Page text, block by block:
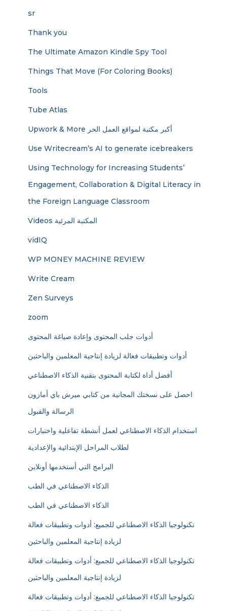
sr
Thank you
The Ultimate Amazon Kindle Spy Tool
Things That Move (For Coloring Books)
Tools
Tube Atlas
Upwork & More أكبر مكتبة لمواقع العمل الحر
Use Writecream’s AI to generate icebreakers
Using Technology for Increasing Students’
Engagement, Collaboration & Digital Literacy in
the Foreign Language Classroom
Videos المكتبة المرئية
vidIQ
WP MONEY MACHINE REVIEW
Write Cream
Zen Surveys
zoom
أدوات جلب المحتوى وإعادة صياغة المحتوى
أدوات وتطبيقات فعالة لزيادة إنتاجية المعلمين والباحثين
أفضل أداة لكتابة المحتوى بتقنية الذكاء الاصطناعي
احصل على نسختك المجانية من كتابي ميرش باي أمازون
الرسالة والقبول
استخدام الذكاء الاصطناعي لعمل أنشطة تفاعلية واختبارات
لطلاب المراحل الإبتدائية والإعدادية
البرامج التي أستخدمها أونلاين
الذكاء الاصطناعي في الطب
الذكاء الاصطناعي في الطب
تكنولوجيا الذكاء الاصطناعي للجميع: أدوات وتطبيقات فعالة
لزيادة إنتاجية المعلمين والباحثين
تكنولوجيا الذكاء الاصطناعي للجميع: أدوات وتطبيقات فعالة
لزيادة إنتاجية المعلمين والباحثين
تكنولوجيا الذكاء الاصطناعي للجميع: أدوات وتطبيقات فعالة